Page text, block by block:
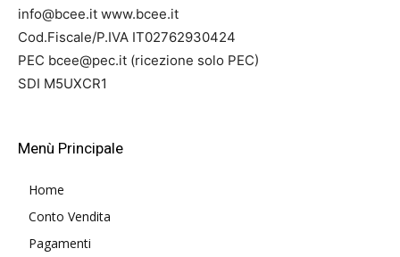
info@bcee.it www.bcee.it
Cod.Fiscale/P.IVA IT02762930424
PEC bcee@pec.it (ricezione solo PEC)
SDI M5UXCR1
Menù Principale
Home
Conto Vendita
Pagamenti